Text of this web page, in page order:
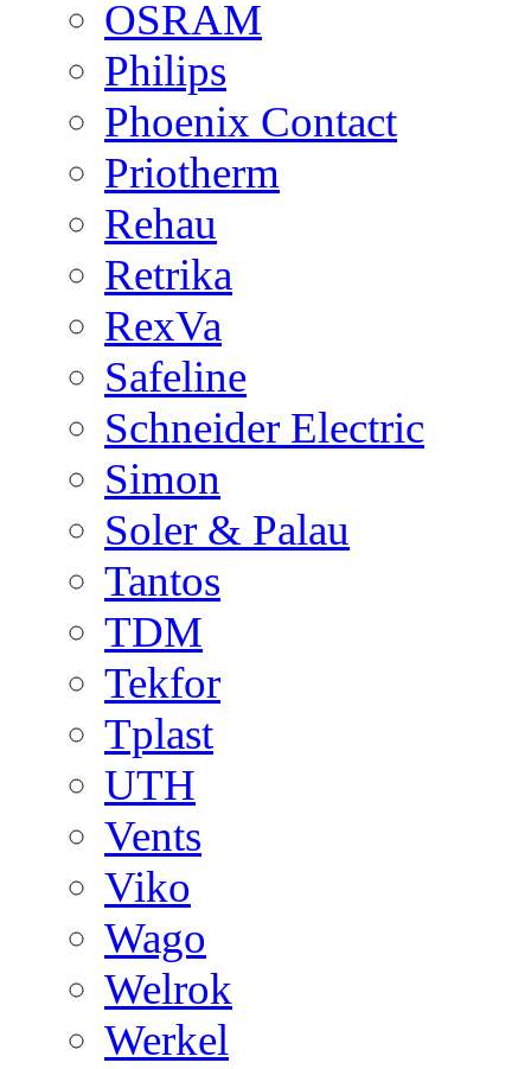
OSRAM
Philips
Phoenix Contact
Priotherm
Rehau
Retrika
RexVa
Safeline
Schneider Electric
Simon
Soler & Palau
Tantos
TDM
Tekfor
Tplast
UTH
Vents
Viko
Wago
Welrok
Werkel